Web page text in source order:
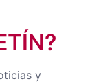
y